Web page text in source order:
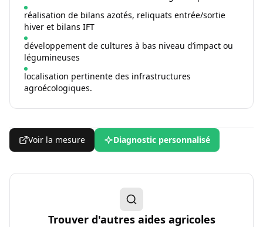
réalisation de bilans azotés, reliquats entrée/sortie
hiver et bilans IFT
développement de cultures à bas niveau d’impact ou
légumineuses
localisation pertinente des infrastructures
agroécologiques.
Voir la mesure Diagnostic personnalisé
Trouver d'autres aides agricoles